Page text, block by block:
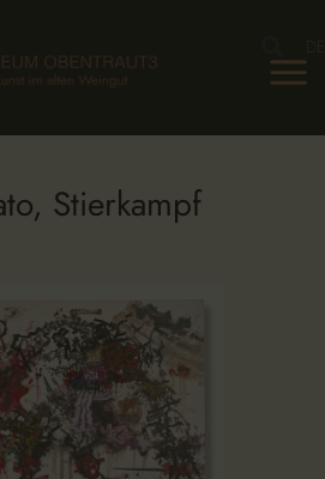
Stierkampf